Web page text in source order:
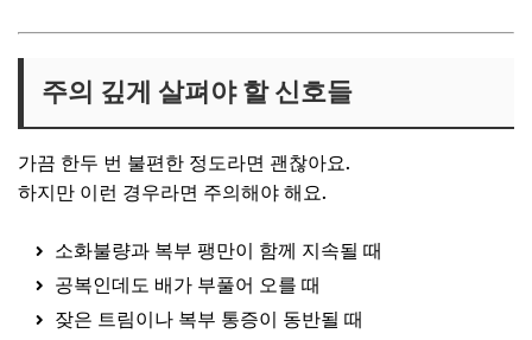
주의 깊게 살펴야 할 신호들
가끔 한두 번 불편한 정도라면 괜찮아요.
하지만 이런 경우라면 주의해야 해요.
소화불량과 복부 팽만이 함께 지속될 때
공복인데도 배가 부풀어 오를 때
잦은 트림이나 복부 통증이 동반될 때